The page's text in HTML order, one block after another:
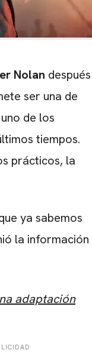
Nolan después
ser una de
de los
tiempos.
prácticos, la
ya sabemos
la información
adaptación